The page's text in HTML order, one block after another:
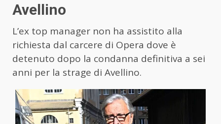
Avellino
L’ex top manager non ha assistito alla
richiesta dal carcere di Opera dove è
detenuto dopo la condanna definitiva a sei
anni per la strage di Avellino.